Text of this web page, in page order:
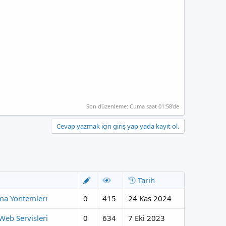
Son düzenleme: Cuma saat 01:58'de
Cevap yazmak için giriş yap yada kayıt ol.
Tarih
Yöntemleri
0 415
24 Kas 2024
Servisleri
0 634 7 Eki 2023